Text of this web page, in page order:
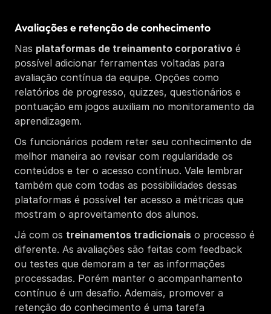
Avaliações e retenção de conhecimento
Nas plataformas de treinamento corporativo é
possível adicionar ferramentas voltadas para
avaliação contínua da equipe. Opções como
relatórios de progresso, quizzes, questionários e
pontuação em jogos auxiliam no monitoramento da
aprendizagem.
Os funcionários podem reter seu conhecimento de
melhor maneira ao revisar com regularidade os
conteúdos e ter o acesso contínuo. Vale lembrar
também que com todas as possibilidades dessas
plataformas é possível ter acesso a métricas que
mostram o aproveitamento dos alunos.
Já com os treinamentos tradicionais o processo é
diferente. As avaliações são feitas com feedback
ou testes que demoram a ter as informações
processadas. Porém manter o acompanhamento
contínuo é um desafio. Ademais, promover a
retenção do conhecimento é uma tarefa